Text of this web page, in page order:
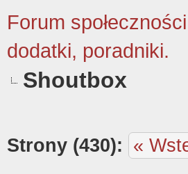
Forum
dodatki, poradniki.
Shoutbox
Strony (430): «